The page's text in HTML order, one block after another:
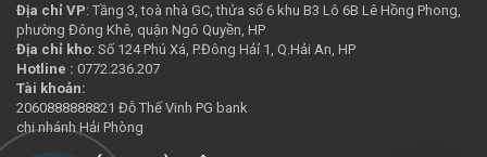
Địa chỉ VP: Tầng 3, toà nhà GC, thửa số 6 khu B3 Lô 6B Lê Hồng Phong,
phường Đông Khê, quận Ngô Quyền, HP
Địa chỉ kho: Số 124 Phú Xá, P.Đông Hảỉ 1, Q.Hải An, HP
Hotline : 0772.236.207
Tài khoản:
2060888888821 Đỗ Thế Vinh PG bank
chi nhánh Hải Phòng